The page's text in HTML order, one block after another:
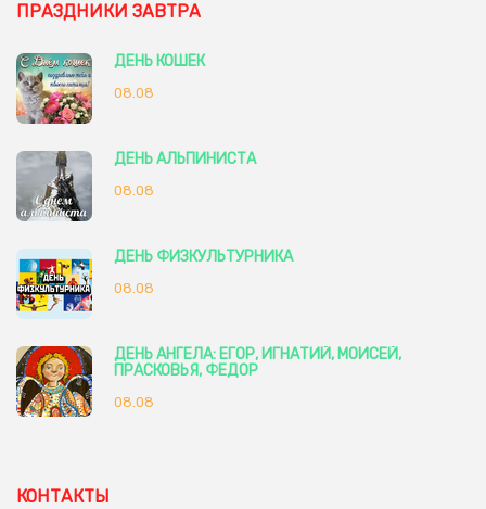
ПРАЗДНИКИ ЗАВТРА
ДЕНЬ КОШЕК
08.08
ДЕНЬ АЛЬПИНИСТА
08.08
ДЕНЬ ФИЗКУЛЬТУРНИКА
08.08
ДЕНЬ АНГЕЛА: ЕГОР, ИГНАТИЙ, МОИСЕЙ,
ПРАСКОВЬЯ, ФЕДОР
08.08
КОНТАКТЫ